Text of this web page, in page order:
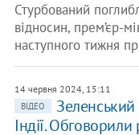
Стурбований
відносин, прем’єр-
наступного тижня
14 червня 2024, 15:11
ВІДЕО
Зеленський
Індії.